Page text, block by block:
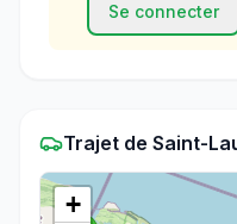
Se connecter
Trajet de Saint-
+